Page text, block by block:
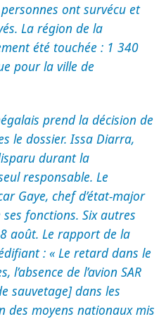
ont survécu et
La région de la
été touchée : 1 340
pour la ville de
prend la décision de
le dossier. Issa Diarra,
durant la
responsable. Le
Gaye, chef d’état-major
fonctions. Six autres
août. Le rapport de la
: « Le retard dans le
l’absence de l’avion SAR
sauvetage] dans les
des moyens nationaux mis